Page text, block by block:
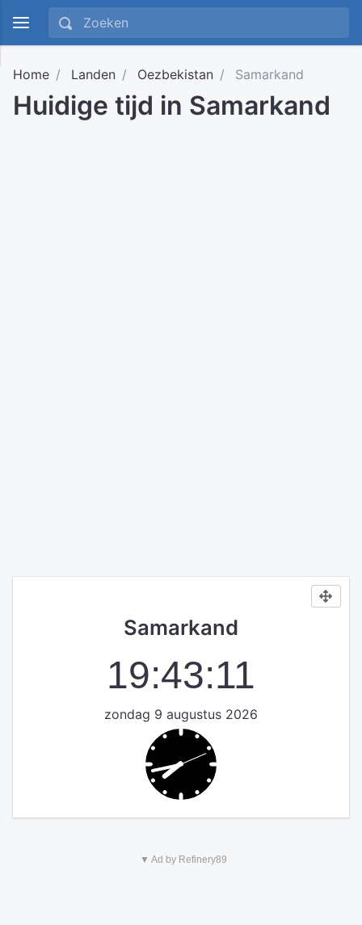
Home Landen Oezbekistan Samarkand
Huidige tijd in Samarkand
Samarkand
19:43:11
zondag 9 augustus 2026
▼ Ad by Refinery89